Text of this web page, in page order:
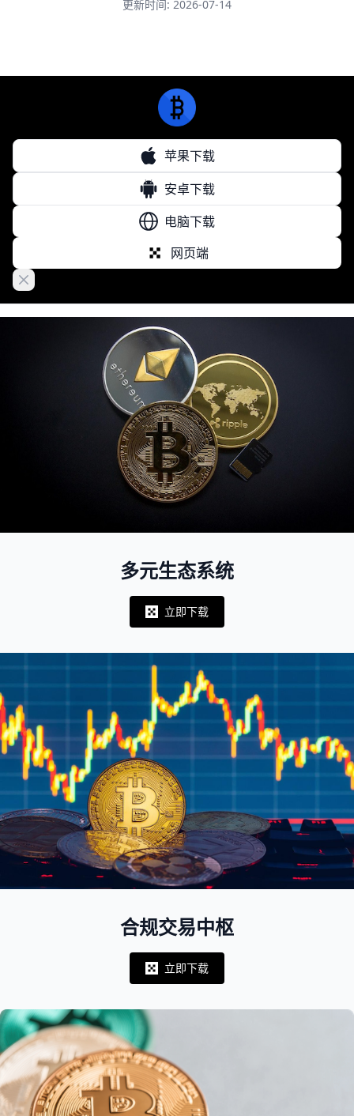
更新时间: 2026-07-14
苹果下载
安卓下载
电脑下载
网页端
Close banner
多元生态系统
Notifications
立即下载
合规交易中枢
Notifications
立即下载